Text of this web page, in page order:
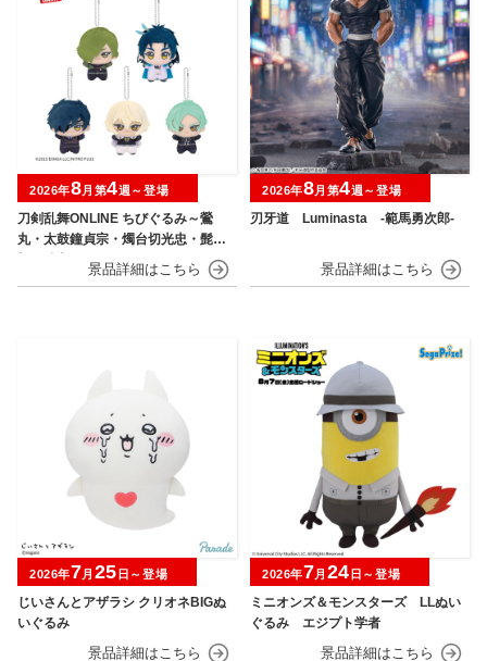
刀剣乱舞ONLINE ちびぐるみ～鶯
丸・太鼓鐘貞宗・燭台切光忠・髭
2026年8月第4週～登場
刃牙道 Luminasta ‐範馬勇次郎‐
2026年8月第4週～登場
じいさんとアザラシ クリオネBIGぬ
いぐるみ
2026年7月 25 日～登場
ミニオンズ＆モンスターズ LLぬい
ぐるみ エジプト学者
2026年7月 24 日～登場